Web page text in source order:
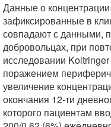
Данные о
зафиксированные в
совпадают с данными,
добровольцах, при
исследовании
поражением
увеличение
окончания 12-ти
которого пациентам